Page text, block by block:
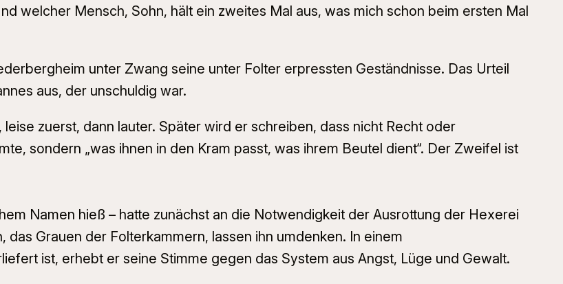
welcher Mensch, Sohn, hält ein zweites Mal aus, was mich schon beim ersten Mal
unter Zwang seine unter Folter erpressten Geständnisse. Das Urteil
aus, der unschuldig war.
zuerst, dann lauter. Später wird er schreiben, dass nicht Recht oder
sondern „was ihnen in den Kram passt, was ihrem Beutel dient“. Der Zweifel ist
Namen hieß – hatte zunächst an die Notwendigkeit der Ausrottung der Hexerei
Grauen der Folterkammern, lassen ihn umdenken. In einem
ist, erhebt er seine Stimme gegen das System aus Angst, Lüge und Gewalt.